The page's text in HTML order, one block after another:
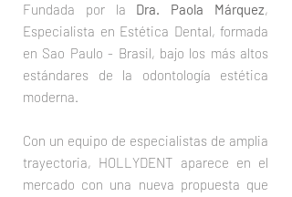
Fundada por la Dra. Paola Márquez,
Especialista en Estética Dental, formada
en Sao Paulo - Brasil, bajo los más altos
estándares de la odontología estética
moderna.
Con un equipo de especialistas de amplia
trayectoria, HOLLYDENT aparece en el
mercado con una nueva propuesta que